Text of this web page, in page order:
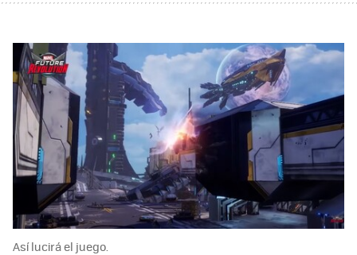
Así lucirá el juego.